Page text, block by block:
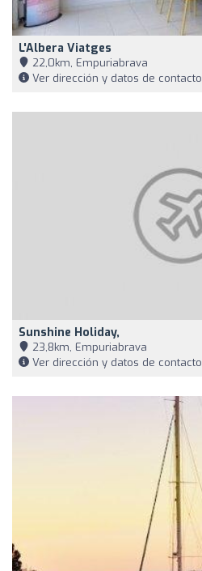
L'Albera Viatges
22,0km, Empuriabrava
Ver dirección y datos de contacto
Sunshine Holiday,
23,8km, Empuriabrava
Ver dirección y datos de contacto